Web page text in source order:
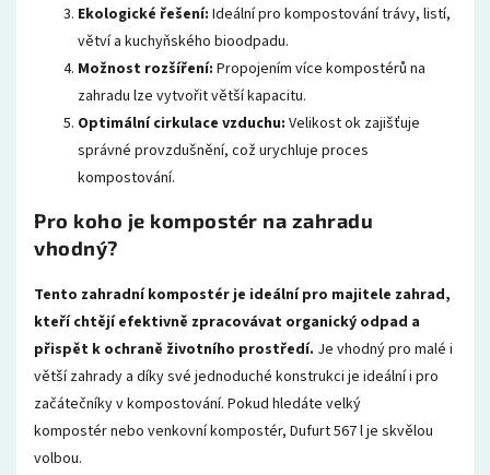
Ekologické řešení: Ideální pro kompostování trávy, listí,
větví a kuchyňského bioodpadu.
Možnost rozšíření: Propojením více kompostérů na
zahradu lze vytvořit větší kapacitu.
Optimální cirkulace vzduchu: Velikost ok zajišťuje
správné provzdušnění, což urychluje proces
kompostování.
Pro koho je kompostér na zahradu
vhodný?
Tento zahradní kompostér je ideální pro majitele zahrad,
kteří chtějí efektivně zpracovávat organický odpad a
přispět k ochraně životního prostředí. Je vhodný pro malé i
větší zahrady a díky své jednoduché konstrukci je ideální i pro
začátečníky v kompostování. Pokud hledáte velký
kompostér nebo venkovní kompostér, Dufurt 567 l je skvělou
volbou.